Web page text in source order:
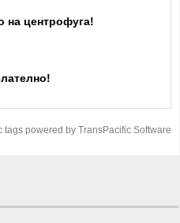
на центрофуга!
tags powered by TransPacific Software